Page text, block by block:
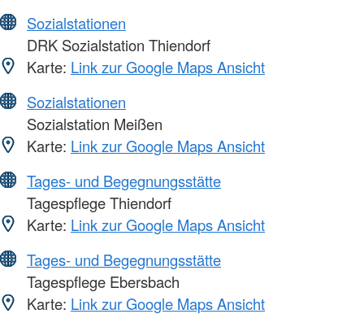
Sozialstationen
DRK Sozialstation Thiendorf
Karte: Link zur Google Maps Ansicht
Sozialstationen
Sozialstation Meißen
Karte: Link zur Google Maps Ansicht
Tages- und Begegnungsstätte
Tagespflege Thiendorf
Karte: Link zur Google Maps Ansicht
Tages- und Begegnungsstätte
Tagespflege Ebersbach
Karte: Link zur Google Maps Ansicht